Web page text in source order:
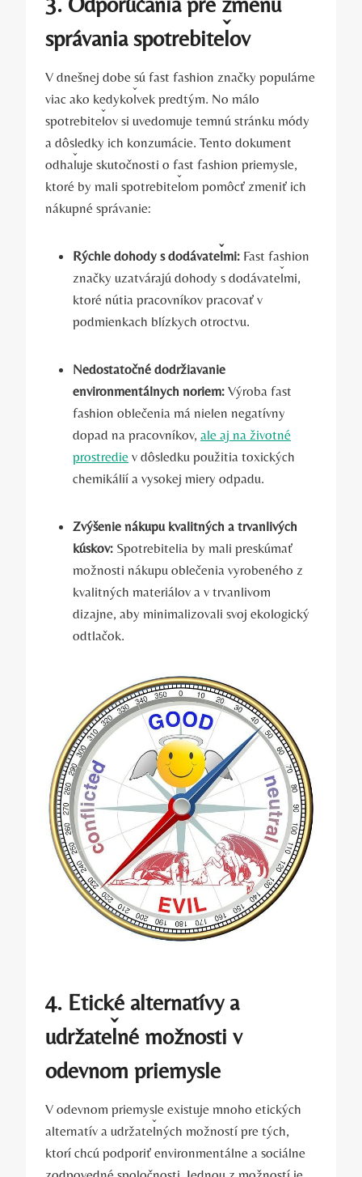
správania spotrebiteľov
V dnešnej dobe sú fast fashion značky populárne
viac ako kedykoľvek predtým. No málo
spotrebiteľov si uvedomuje temnú stránku módy
a dôsledky ich konzumácie. Tento dokument
odhaľuje skutočnosti o fast fashion priemysle,
ktoré by mali spotrebiteľom pomôcť zmeniť ich
nákupné správanie:
Rýchle dohody s dodávateľmi: Fast fashion
značky uzatvárajú dohody s dodávateľmi,
ktoré nútia pracovníkov pracovať v
podmienkach blízkych otroctvu.
Nedostatočné dodržiavanie
environmentálnych noriem: Výroba fast
fashion oblečenia má nielen negatívny
dopad na pracovníkov, ale aj na životné
prostredie v dôsledku použitia toxických
chemikálií a vysokej miery odpadu.
Zvýšenie nákupu kvalitných a trvanlivých
kúskov: Spotrebitelia by mali preskúmať
možnosti nákupu oblečenia vyrobeného z
kvalitných materiálov a v trvanlivom
dizajne, aby minimalizovali svoj ekologický
odtlačok.
4. Etické alternatívy a
udržateľné možnosti v
odevnom priemysle
V odevnom priemysle existuje mnoho etických
alternatív a udržateľných možností pre tých,
ktorí chcú podporiť environmentálne a sociálne